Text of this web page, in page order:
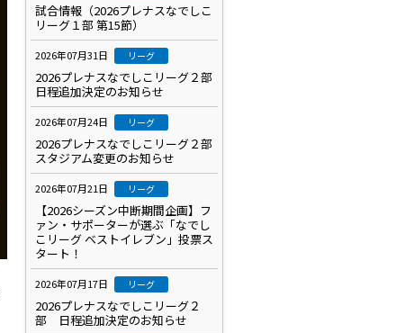
試合情報（2026プレナスなでしこ
リーグ１部 第15節）
2026年07月31日 リーグ
2026プレナスなでしこリーグ２部
日程追加決定のお知らせ
2026年07月24日 リーグ
2026プレナスなでしこリーグ２部
スタジアム変更のお知らせ
2026年07月21日 リーグ
【2026シーズン中断期間企画】フ
ァン・サポーターが選ぶ「なでし
こリーグ ベストイレブン」投票ス
タート！
2026年07月17日 リーグ
2026プレナスなでしこリーグ２
部 日程追加決定のお知らせ